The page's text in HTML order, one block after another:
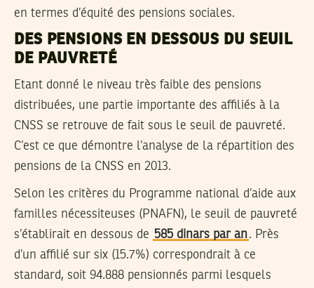
en termes d’équité des pensions sociales.
DES PENSIONS EN DESSOUS DU SEUIL
DE PAUVRETÉ
Etant donné le niveau très faible des pensions
distribuées, une partie importante des affiliés à la
CNSS se retrouve de fait sous le seuil de pauvreté.
C’est ce que démontre l’analyse de la répartition des
pensions de la CNSS en 2013.
Selon les critères du Programme national d’aide aux
familles nécessiteuses (PNAFN), le seuil de pauvreté
s’établirait en dessous de 585 dinars par an. Près
d’un affilié sur six (15.7%) correspondrait à ce
standard, soit 94.888 pensionnés parmi lesquels